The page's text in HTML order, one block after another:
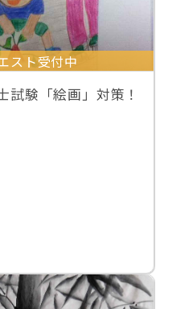
スト受付中
試験「絵画」対策！